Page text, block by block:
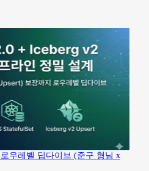
우레벨 딥다이브 (준구 형님 x